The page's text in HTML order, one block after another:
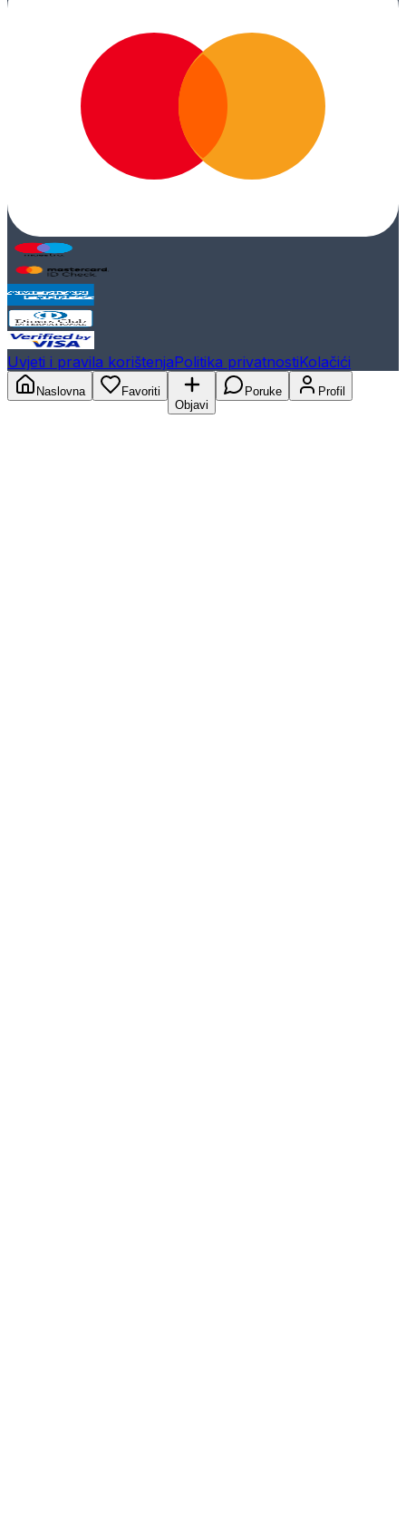
Uvjeti i pravila korištenjaPolitika privatnostiKolačići
Naslovna
Favoriti
Objavi
Poruke Profil